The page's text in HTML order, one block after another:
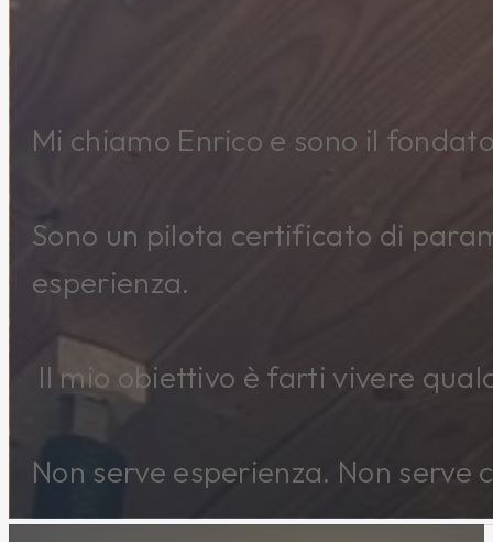
Mi chiamo Enrico e sono il
Sono un pilota certificato di
esperienza.
Il mio obiettivo è farti vivere
Non serve esperienza. Non